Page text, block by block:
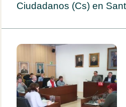
Ciudadanos (Cs) en